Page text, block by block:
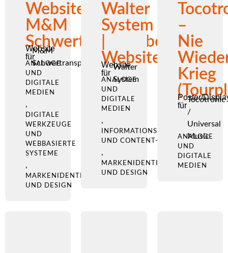
Website
M&M
Schwertransportbegleitung
Website
für
M&M
Schwertransportbegleitung
ANALOGE
UND
DIGITALE
MEDIEN
,
DIGITALE
WERKZEUGE
UND
WEBBASIERTE
SYSTEME
,
MARKENIDENTITÄT
UND DESIGN
Walter
System
Website
Website
für
Walter
System
ANALOGE
UND
DIGITALE
MEDIEN
,
INFORMATIONSARCHITEKTUR
UND CONTENT-STRATEGIE
,
MARKENIDENTITÄT
UND DESIGN
–
Nie
Krieg
Poster/
für
Tocotronic
/
Universal
Music
ANALOGE
UND
DIGITALE
MEDIEN